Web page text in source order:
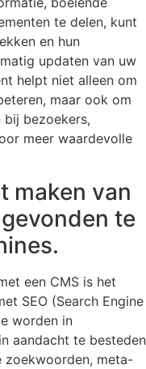
te delen, kunt
en hun
updaten van uw
helpt niet alleen om
maar ook om
bezoekers,
meer waardevolle
maken van
te
een CMS is het
SEO (Search Engine
worden in
aandacht te besteden
zoekwoorden, meta-